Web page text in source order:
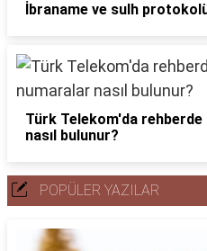
İbraname ve sulh protokolü
Türk Telekom'da rehberde
nasıl bulunur?
POPÜLER YAZILAR